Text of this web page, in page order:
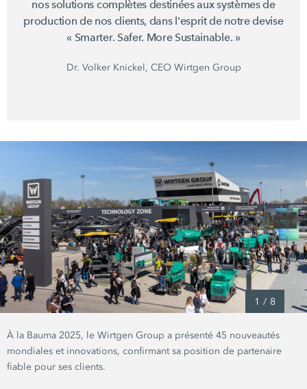
nos solutions complètes destinées aux systèmes de
production de nos clients, dans l'esprit de notre devise
« Smarter. Safer. More Sustainable. »
Dr. Volker Knickel, CEO Wirtgen Group
1 / 8
À la Bauma 2025, le Wirtgen Group a présenté 45 nouveautés
mondiales et innovations, confirmant sa position de partenaire
fiable pour ses clients.